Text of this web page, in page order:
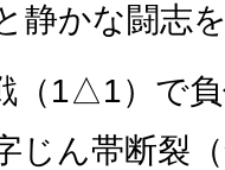
静かな闘志
（1△1）で
じん帯断裂